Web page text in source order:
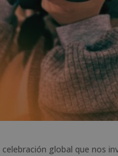
global que nos